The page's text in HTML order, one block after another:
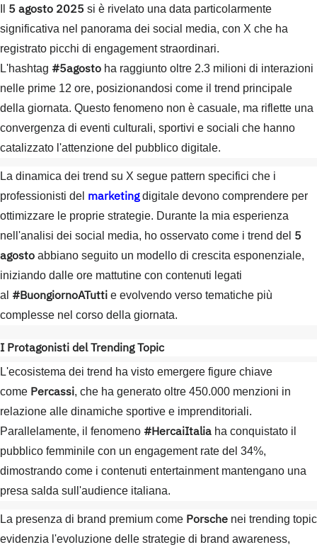
5 agosto 2025 si è rivelato una data particolarmente
significativa nel panorama dei social media, con X che ha
registrato picchi di engagement straordinari.
L'hashtag #5agosto ha raggiunto oltre 2.3 milioni di interazioni
nelle prime 12 ore, posizionandosi come il trend principale
della giornata. Questo fenomeno non è casuale, ma riflette una
convergenza di eventi culturali, sportivi e sociali che hanno
catalizzato l'attenzione del pubblico digitale.
La dinamica dei trend su X segue pattern specifici che i
professionisti del marketingdigitale devono comprendere per
ottimizzare le proprie strategie. Durante la mia esperienza
nell'analisi dei social media, ho osservato come i trend del 5
agosto abbiano seguito un modello di crescita esponenziale,
iniziando dalle ore mattutine con contenuti legati
al #BuongiornoATutti e evolvendo verso tematiche più
complesse nel corso della giornata.
I Protagonisti del Trending Topic
L'ecosistema dei trend ha visto emergere figure chiave
come Percassi, che ha generato oltre 450.000 menzioni in
relazione alle dinamiche sportive e imprenditoriali.
Parallelamente, il fenomeno #HercaiItalia ha conquistato il
pubblico femminile con un engagement rate del 34%,
dimostrando come i contenuti entertainment mantengano una
presa salda sull'audience italiana.
La presenza di brand premium come Porsche nei trending topic
evidenzia l'evoluzione delle strategie di brand awareness,